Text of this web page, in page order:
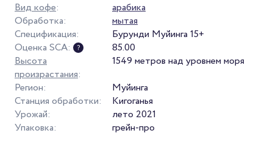
Вид кофе:
арабика
Обработка:
мытая
Спецификация:
Бурунди Муйинга 15+
Оценка SCA:
85.00
Высота
произрастания:
1549 метров над уровнем моря
Регион:
Муйинга
Станция обработки:
Кигоганья
Урожай:
лето 2021
Упаковка:
грейн-про